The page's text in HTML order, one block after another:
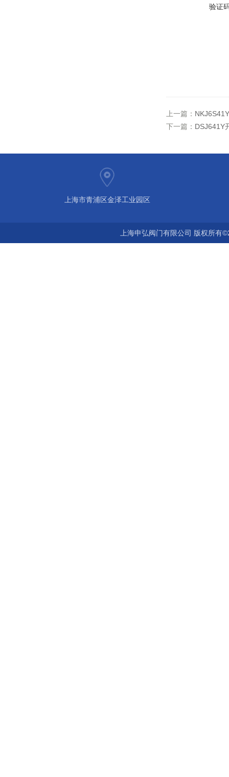
验证
上一篇：
下一篇： DSJ641Y
上海市青浦区金泽工业园区
上海申弘阀门有限公司 版权所有